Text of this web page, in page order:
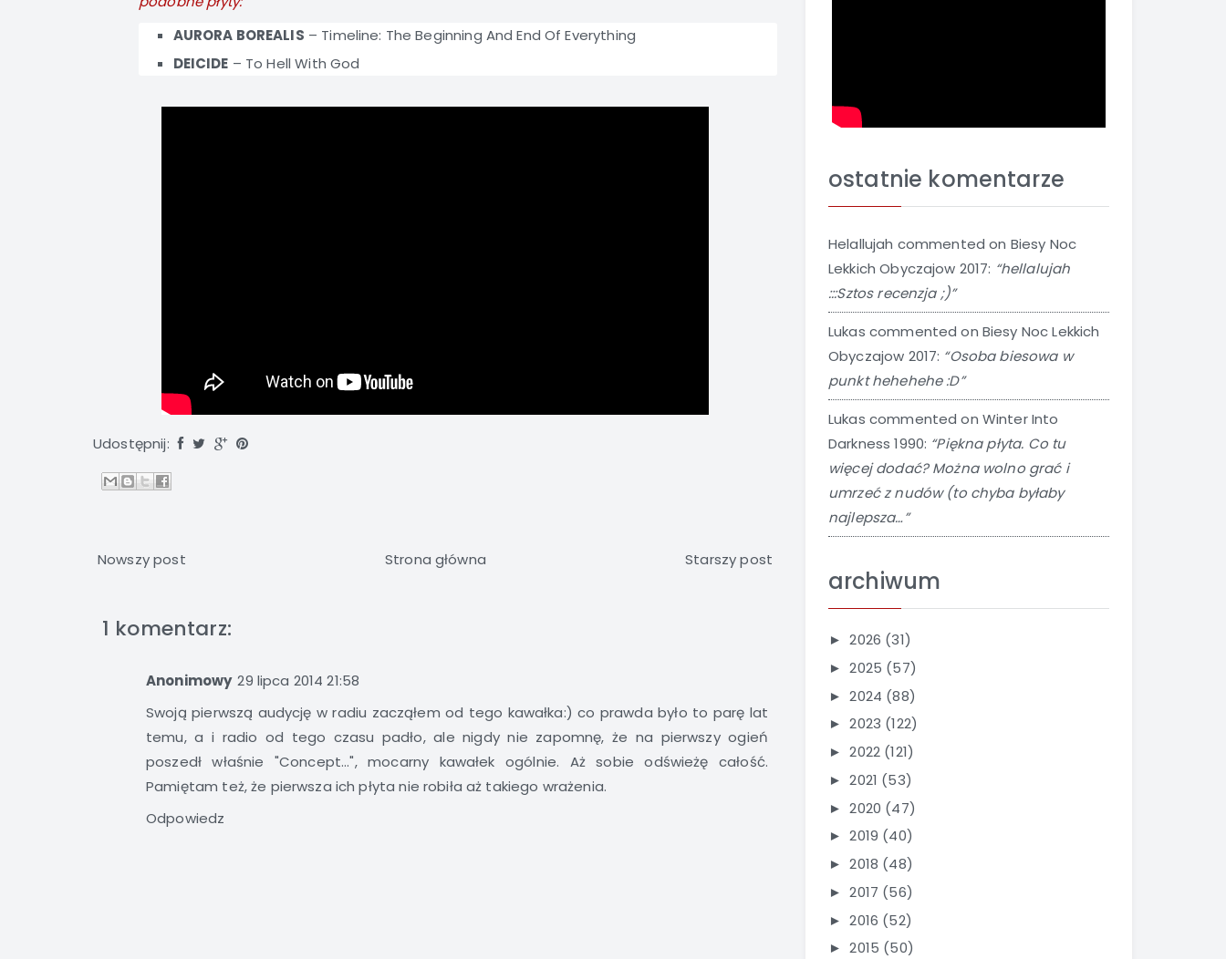
AURORA BOREALIS – Timeline: The Beginning And End Of Everything
DEICIDE – To Hell With God
Udostępnij:
Nowszy post Starszy post
Strona główna
1 komentarz:
Anonimowy 29 lipca 2014 21:58
Swoją pierwszą audycję w radiu zacząłem od tego kawałka:) co prawda było to parę lat
temu, a i radio od tego czasu padło, ale nigdy nie zapomnę, że na pierwszy ogień
poszedł właśnie "Concept...", mocarny kawałek ogólnie. Aż sobie odświeżę całość.
Pamiętam też, że pierwsza ich płyta nie robiła aż takiego wrażenia.
Odpowiedz
ostatnie komentarze
Helallujah commented on Biesy Noc
Lekkich Obyczajow 2017: “hellalujah
:::Sztos recenzja ;)”
Lukas commented on Biesy Noc Lekkich
Obyczajow 2017: “Osoba biesowa w
punkt hehehehe :D”
Lukas commented on Winter Into
Darkness 1990: “Piękna płyta. Co tu
więcej dodać? Można wolno grać i
umrzeć z nudów (to chyba byłaby
najlepsza…”
archiwum
► 2026 (31)
► 2025 (57)
► 2024 (88)
► 2023 (122)
► 2022 (121)
► 2021 (53)
► 2020 (47)
► 2019 (40)
► 2018 (48)
► 2017 (56)
► 2016 (52)
► 2015 (50)